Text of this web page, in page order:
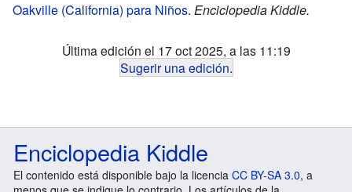
Oakville (California) para Niños. Enciclopedia Kiddle.
Última edición el 17 oct 2025, a las 11:19
Sugerir una edición.
Enciclopedia Kiddle
El contenido está disponible bajo la licencia CC BY-SA 3.0, a